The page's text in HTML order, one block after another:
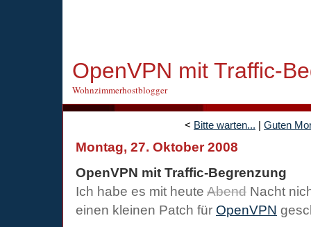
OpenVPN mit Traffic-
Wohnzimmerhostblogger
< Bitte warten... | Guten
Montag, 27. Oktober 2008
OpenVPN mit Traffic-Begrenzung
Ich habe es mit heute Abend Nacht
einen kleinen Patch für OpenVPN